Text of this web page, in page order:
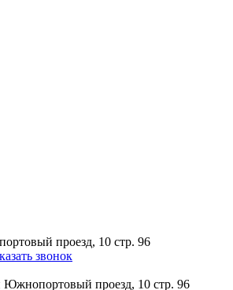
проезд, 10 стр. 96
звонок
Южнопортовый проезд, 10 стр. 96